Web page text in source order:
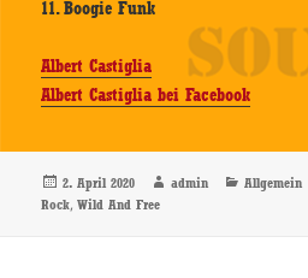
11. Boogie Funk
Albert Castiglia
Albert Castiglia bei Facebook
Veröffentlicht
am
2. April 2020 Autor
admin Kategorien
Allgemein
Rock,Wild And Free